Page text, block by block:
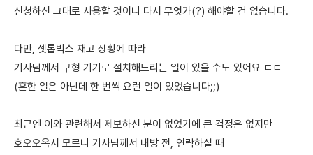
신청하신 그대로 사용할 것이니 다시 무엇가(?) 해야할 건 없습니다.
다만, 셋톱박스 재고 상황에 따라
기사님께서 구형 기기로 설치해드리는 일이 있을 수도 있어요 ㄷㄷ
(흔한 일은 아닌데 한 번씩 요런 일이 있었습니다;;)
최근엔 이와 관련해서 제보하신 분이 없었기에 큰 걱정은 없지만
호오오옥시 모르니 기사님께서 내방 전, 연락하실 때